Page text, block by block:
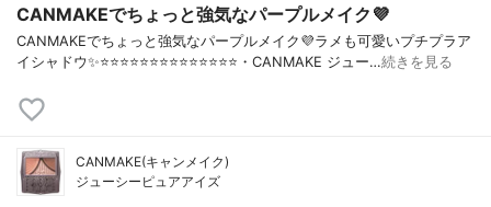
CANMAKEでちょっと強気なパープルメイク💜
CANMAKEでちょっと強気なパープルメイク💜ラメも可愛いプチプラア
イシャドウ✨⭐️⭐️⭐️⭐️⭐️⭐️⭐️⭐️⭐️⭐️⭐️⭐️⭐️⭐️・CANMAKE ジュー…続きを見る
CANMAKE(キャンメイク)
ジューシーピュアアイズ